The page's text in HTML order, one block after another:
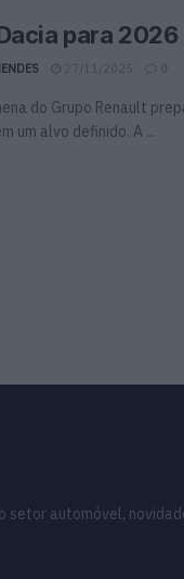
para 2026
27/11/2025 0
do Grupo Renault
um alvo definido. A ...
setor automóvel,